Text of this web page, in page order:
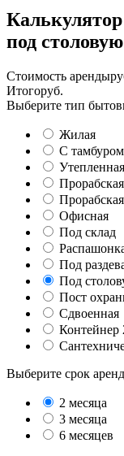
под столовую
Стоимость аренды
Итогоруб.
Выберите тип
Жилая
С тамбуром
Утепленная
Прорабская
Офисная
Под склад
Под
Под
Пост
Сдвоенная
Контейнер
Выберите срок
2 месяца
3 месяца
6 месяцев